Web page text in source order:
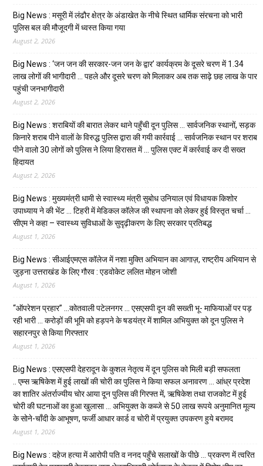
Big News : मसूरी में लंढौर क्षेत्र के अंडाखेत के नीचे स्थित धार्मिक संरचना को भारी
पुलिस बल की मौजूदगी में ध्वस्त किया गया
August 2, 2026
Big News : ‘जन जन की सरकार-जन जन के द्वार’ कार्यक्रम के दूसरे चरण में 1.34
लाख लोगों की भागीदारी … पहले और दूसरे चरण को मिलाकर अब तक साढ़े छह लाख के पार
पहुंची जनभागीदारी
August 2, 2026
Big News : शराबियों की बारात लेकर थाने पहुँची दून पुलिस … सार्वजनिक स्थानों, सड़क
किनारे शराब पीने वालों के विरुद्ध पुलिस द्वारा की गयी कार्रवाई … सार्वजनिक स्थान पर शराब
पीने वालो 30 लोगों को पुलिस ने लिया हिरासत में … पुलिस एक्ट में कार्रवाई कर दी सख्त
हिदायत
August 2, 2026
Big News : मुख्यमंत्री धामी से स्वास्थ्य मंत्री सुबोध उनियाल एवं विधायक किशोर
उपाध्याय ने की भेंट … टिहरी में मेडिकल कॉलेज की स्थापना को लेकर हुई विस्तृत चर्चा …
सीएम ने कहा – स्वास्थ्य सुविधाओं के सुदृढ़ीकरण के लिए सरकार प्रतिबद्ध
August 1, 2026
Big News : सीआईएमएस कॉलेज में नशा मुक्ति अभियान का आगाज़, राष्ट्रीय अभियान से
जुड़ना उत्तराखंड के लिए गौरव : एडवोकेट ललित मोहन जोशी
August 1, 2026
“ऑपरेशन प्रहार” …कोतवाली पटेलनगर … एसएसपी दून की सख्ती भू- माफियाओं पर पड़
रही भारी … करोड़ों की भूमि को हड़पने के षडयंत्र में शामिल अभियुक्त को दून पुलिस ने
सहारनपुर से किया गिरफ्तार
August 1, 2026
Big News : एसएसपी देहरादून के कुशल नेतृत्व में दून पुलिस को मिली बड़ी सफलता
.. एम्स ऋषिकेश में हुई लाखों की चोरी का पुलिस ने किया सफल अनावरण … आंध्र प्रदेश
का शातिर अंतर्राज्यीय चोर आया दून पुलिस की गिरफ्त में, ऋषिकेश तथा राजकोट में हुई
चोरी की घटनाओं का हुआ खुलासा … अभियुक्त के कब्जे से 50 लाख रूपये अनुमानित मूल्य
के सोने-चाँदी के आभूषण, फर्जी आधार कार्ड व चोरी में प्रयुक्त उपकरण हुये बरामद
August 1, 2026
Big News : दहेज हत्या में आरोपी पति व ननद पहुँचे सलाखों के पीछे … प्रकरण में त्वरित